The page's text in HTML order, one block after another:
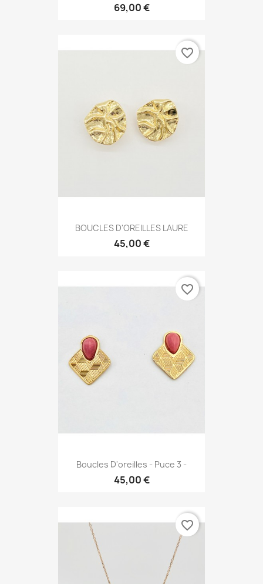
69,00 €
BOUCLES D'OREILLES LAURE
45,00 €
favorite_border
Boucles D'oreilles - Puce 3 -
45,00 €
favorite_border
favorite_border